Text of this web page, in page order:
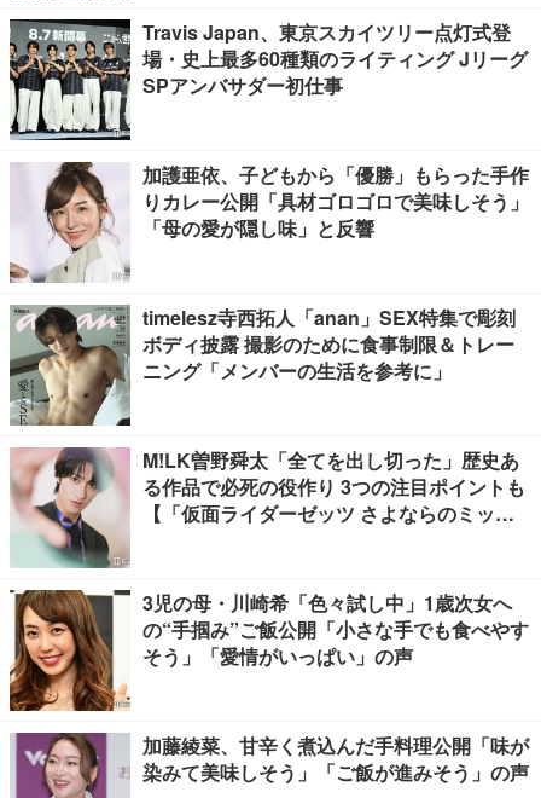
Travis Japan、東京スカイツリー点灯式登
場・史上最多60種類のライティング Jリーグ
SPアンバサダー初仕事
加護亜依、子どもから「優勝」もらった手作
りカレー公開「具材ゴロゴロで美味しそう」
「母の愛が隠し味」と反響
timelesz寺西拓人「anan」SEX特集で彫刻
ボディ披露 撮影のために食事制限＆トレー
ニング「メンバーの生活を参考に」
M!LK曽野舜太「全てを出し切った」歴史あ
る作品で必死の役作り 3つの注目ポイントも
【「仮面ライダーゼッツ さよならのミッシ
3児の母・川崎希「色々試し中」1歳次女へ
の“手掴み”ご飯公開「小さな手でも食べやす
そう」「愛情がいっぱい」の声
加藤綾菜、甘辛く煮込んだ手料理公開「味が
染みて美味しそう」「ご飯が進みそう」の声